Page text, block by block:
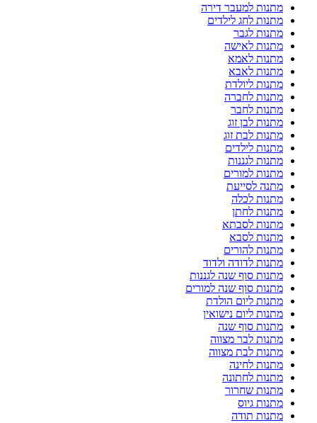
מתנות למעבר דירה
מתנות לחג לילדים
מתנות לגבר
מתנות לאישה
מתנות לאמא
מתנות לאבא
מתנות ליולדת
מתנות לחברה
מתנות לחבר
מתנות לבן זוג
מתנות לבת זוג
מתנות לילדים
מתנות לגננות
מתנות למורים
מתנה לסייעת
מתנות לכלה
מתנות לחתן
מתנות לסבתא
מתנות לסבא
מתנות להורים
מתנות לדודה ולדוד
מתנות סוף שנה לגננות
מתנות סוף שנה למורים
מתנות ליום הולדת
מתנות ליום נישואין
מתנות סוף שנה
מתנות לבר מצווה
מתנות לבת מצווה
מתנות לחינה
מתנות לחתונה
מתנות שחרור
מתנות גיוס
מתנות תודה